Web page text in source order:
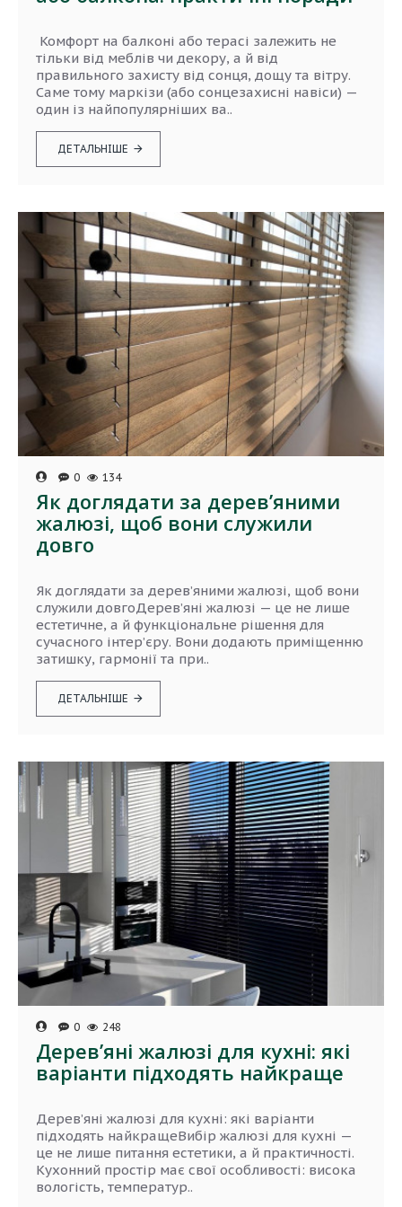
Комфорт на балконі або терасі залежить не
тільки від меблів чи декору, а й від
правильного захисту від сонця, дощу та вітру.
Саме тому маркізи (або сонцезахисні навіси) —
один із найпопулярніших ва..
ДЕТАЛЬНІШЕ
0 134
Як доглядати за дерев’яними
жалюзі, щоб вони служили
довго
Як доглядати за дерев’яними жалюзі, щоб вони
служили довгоДерев’яні жалюзі — це не лише
естетичне, а й функціональне рішення для
сучасного інтер’єру. Вони додають приміщенню
затишку, гармонії та при..
ДЕТАЛЬНІШЕ
0 248
Дерев’яні жалюзі для кухні: які
варіанти підходять найкраще
Дерев’яні жалюзі для кухні: які варіанти
підходять найкращеВибір жалюзі для кухні —
це не лише питання естетики, а й практичності.
Кухонний простір має свої особливості: висока
вологість, температур..